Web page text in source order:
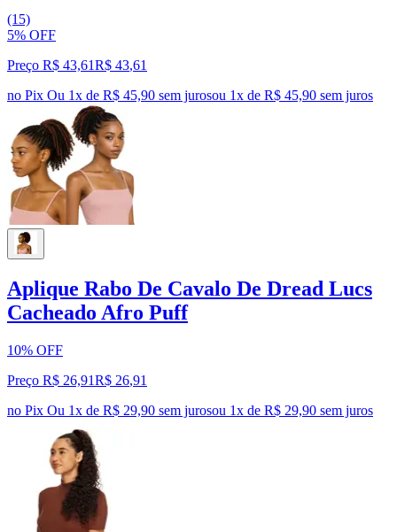
(15)
5% OFF
Preço R$ 43,61R$ 43,61
no Pix Ou 1x de R$ 45,90 sem jurosou 1x de R$ 45,90 sem juros
Aplique Rabo De Cavalo De Dread Lucs
Cacheado Afro Puff
10% OFF
Preço R$ 26,91R$ 26,91
no Pix Ou 1x de R$ 29,90 sem jurosou 1x de R$ 29,90 sem juros